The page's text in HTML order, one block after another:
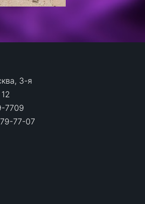
3-я
7709
77-07